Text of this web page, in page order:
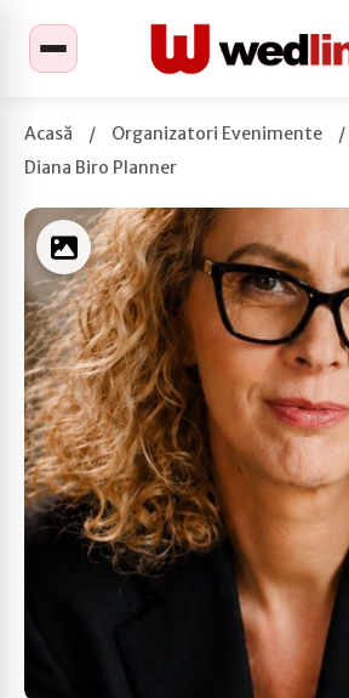
Acasă / Organizatori Evenimente
/
Diana Biro Planner